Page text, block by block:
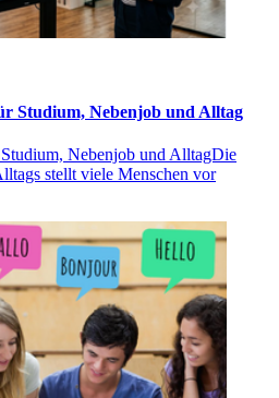
Studium, Nebenjob und Alltag
Nebenjob und AlltagDie
stellt viele Menschen vor